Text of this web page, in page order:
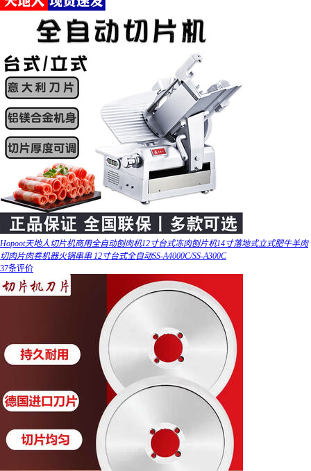
Hopoot天地人切片机商用全自动刨肉机12寸台式冻肉刨片机14寸落地式立式肥牛羊肉
切肉片肉卷机器火锅串串 12寸台式全自动SS-A4000C/SS-A300C
37条评价